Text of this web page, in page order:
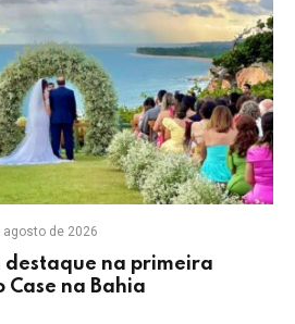
agosto de 2026
destaque na primeira
na Bahia